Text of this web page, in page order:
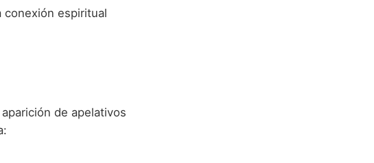
conexión espiritual
de apelativos